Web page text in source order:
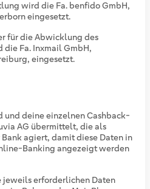
wird die Fa. benfido GmbH,
eingesetzt.
für die Abwicklung des
Fa. Inxmail GmbH,
eingesetzt.
und deine einzelnen Cashback-
AG übermittelt, die als
agiert, damit diese Daten in
Banking angezeigt werden
jeweils erforderlichen Daten